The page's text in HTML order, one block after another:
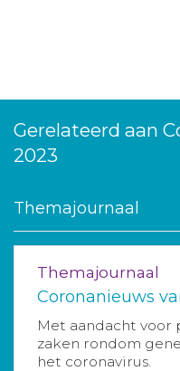
Gerelateerd aan
2023
Themajournaal
Themajournaal
Coronanieuws
Met aandacht voor
zaken rondom
het coronavirus.